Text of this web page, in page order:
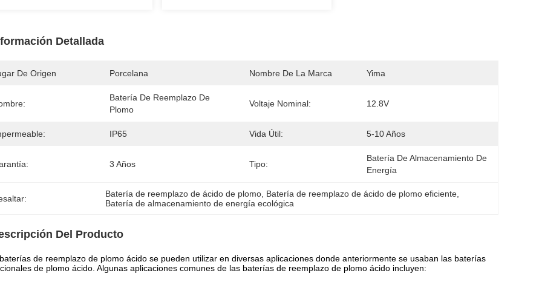
Detallada
De Origen Porcelana Nombre De La Marca Yima
Batería De Reemplazo De
Plomo
Voltaje Nominal: 12.8V
IP65 Vida Útil: 5-10 Años
3 Años Tipo:
Batería De Almacenamiento De
Energía
Batería de reemplazo de ácido de plomo Batería de reemplazo de ácido de plomo eficiente
Batería de almacenamiento de energía ecológica
Del Producto
de reemplazo de plomo ácido se pueden utilizar en diversas aplicaciones donde anteriormente se usaban las baterías
de plomo ácido. Algunas aplicaciones comunes de las baterías de reemplazo de plomo ácido incluyen: